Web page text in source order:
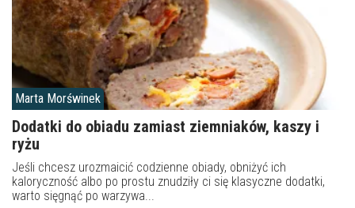
Marta Morświnek
Dodatki do obiadu zamiast ziemniaków, kaszy i
ryżu
Jeśli chcesz urozmaicić codzienne obiady, obniżyć ich
kaloryczność albo po prostu znudziły ci się klasyczne dodatki,
warto sięgnąć po warzywa...